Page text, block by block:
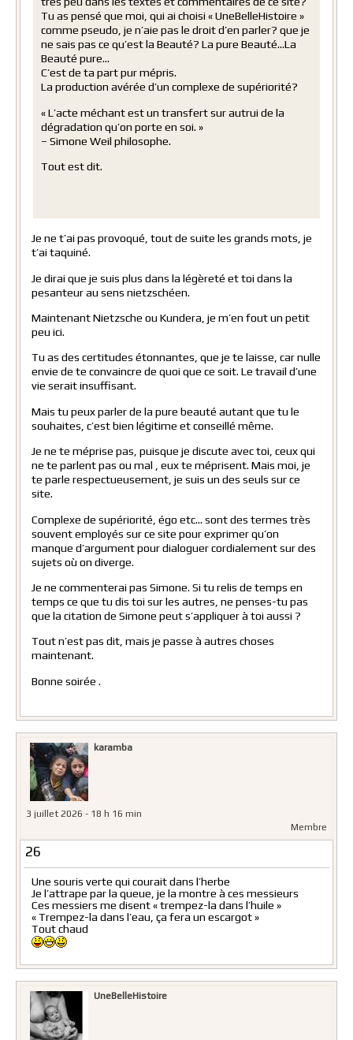
Tu as pensé que moi, qui ai choisi « UneBelleHistoire »
comme pseudo, je n’aie pas le droit d’en parler? que je
ne sais pas ce qu’est la Beauté? La pure Beauté…La
Beauté pure…
C’est de ta part pur mépris.
La production avérée d’un complexe de supériorité?
« L’acte méchant est un transfert sur autrui de la
dégradation qu’on porte en soi. »
– Simone Weil philosophe.
Tout est dit.
Je ne t’ai pas provoqué, tout de suite les grands mots, je
t’ai taquiné.
Je dirai que je suis plus dans la légèreté et toi dans la
pesanteur au sens nietzschéen.
Maintenant Nietzsche ou Kundera, je m’en fout un petit
peu ici.
Tu as des certitudes étonnantes, que je te laisse, car nulle
envie de te convaincre de quoi que ce soit. Le travail d’une
vie serait insuffisant.
Mais tu peux parler de la pure beauté autant que tu le
souhaites, c’est bien légitime et conseillé même.
Je ne te méprise pas, puisque je discute avec toi, ceux qui
ne te parlent pas ou mal , eux te méprisent. Mais moi, je
te parle respectueusement, je suis un des seuls sur ce
site.
Complexe de supériorité, égo etc… sont des termes très
souvent employés sur ce site pour exprimer qu’on
manque d’argument pour dialoguer cordialement sur des
sujets où on diverge.
Je ne commenterai pas Simone. Si tu relis de temps en
temps ce que tu dis toi sur les autres, ne penses-tu pas
que la citation de Simone peut s’appliquer à toi aussi ?
Tout n’est pas dit, mais je passe à autres choses
maintenant.
Bonne soirée .
karamba
3 juillet 2026 - 18 h 16 min
Membre
26
Une souris verte qui courait dans l’herbe
Je l’attrape par la queue, je la montre à ces messieurs
Ces messiers me disent « trempez-la dans l’huile »
« Trempez-la dans l’eau, ça fera un escargot »
Tout chaud
UneBelleHistoire